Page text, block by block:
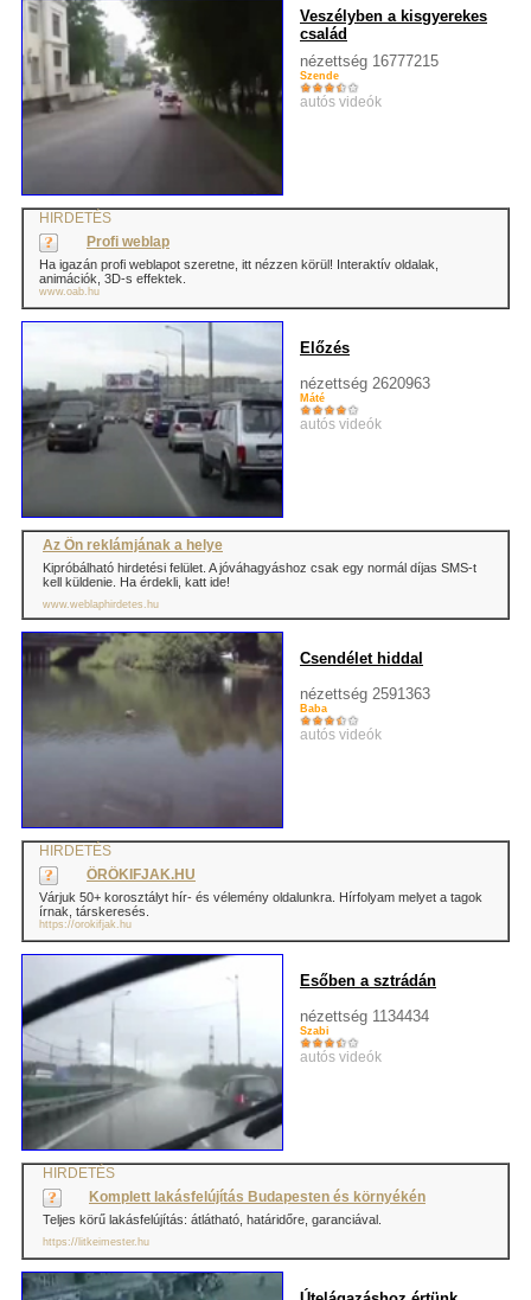
Veszélyben a kisgyerekes
család
nézettség 16777215
Szende
autós videók
HIRDETÉS
Profi weblap
Ha igazán profi weblapot szeretne, itt nézzen körül! Interaktív oldalak,
animációk, 3D-s effektek.
www.oab.hu
Előzés
nézettség 2620963
Máté
autós videók
Az Ön reklámjának a helye
Kipróbálható hirdetési felület. A jóváhagyáshoz csak egy normál díjas SMS-t
kell küldenie. Ha érdekli, katt ide!
www.weblaphirdetes.hu
Csendélet hiddal
nézettség 2591363
Baba
autós videók
HIRDETÉS
ÖRÖKIFJAK.HU
Várjuk 50+ korosztályt hír- és vélemény oldalunkra. Hírfolyam melyet a tagok
írnak, társkeresés.
https://orokifjak.hu
Esőben a sztrádán
nézettség 1134434
Szabi
autós videók
HIRDETÉS
Komplett lakásfelújítás Budapesten és környékén
Teljes körű lakásfelújítás: átlátható, határidőre, garanciával.
https://litkeimester.hu